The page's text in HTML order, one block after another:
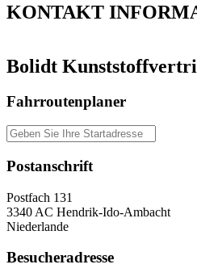
KONTAKT
Bolidt
Fahrroutenplaner
Postanschrift
Postfach 131
3340 AC Hendrik-Ido-Ambacht
Niederlande
Besucheradresse